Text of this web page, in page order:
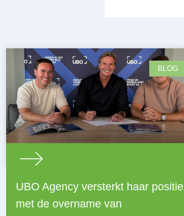
BLOG
UBO Agency versterkt haar positie
met de overname van